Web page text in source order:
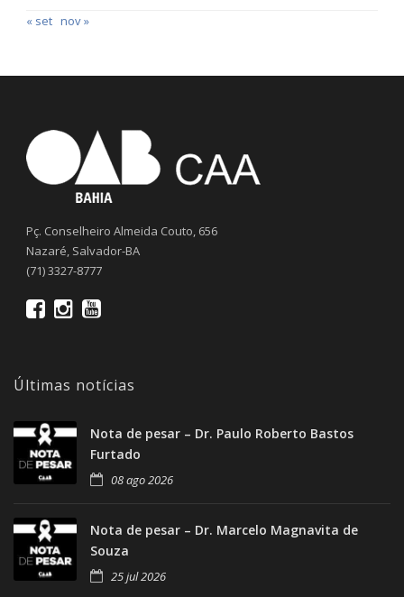
« set nov »
Pç. Conselheiro Almeida Couto, 656
Nazaré, Salvador-BA
(71) 3327-8777
Últimas notícias
Nota de pesar – Dr. Paulo Roberto Bastos
Furtado
08 ago 2026
Nota de pesar – Dr. Marcelo Magnavita de
Souza
25 jul 2026